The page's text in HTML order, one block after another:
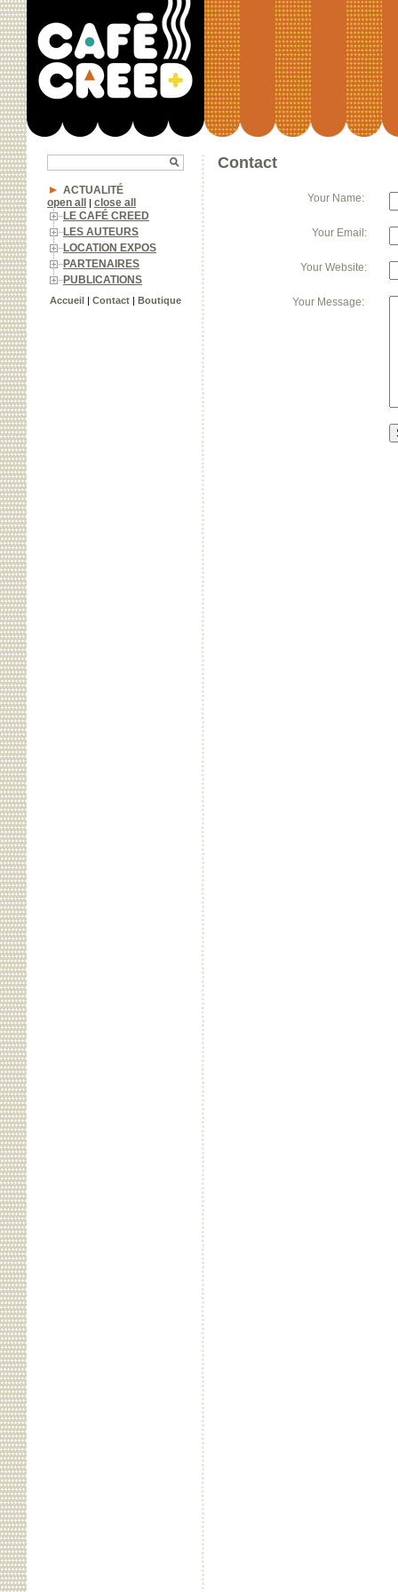
ACTUALITÉ
open all
| close all
LE CAFÉ CREED
LES AUTEURS
LOCATION EXPOS
PARTENAIRES
PUBLICATIONS
Accueil | Contact | Boutique
Contact
Your Name:
Your Email:
Your Website:
Your Message: